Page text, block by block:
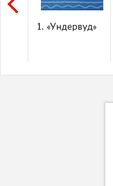
1. «Ундервуд»